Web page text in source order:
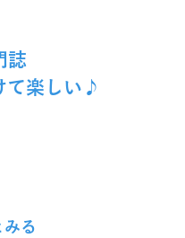
誌
て楽しい♪
みる